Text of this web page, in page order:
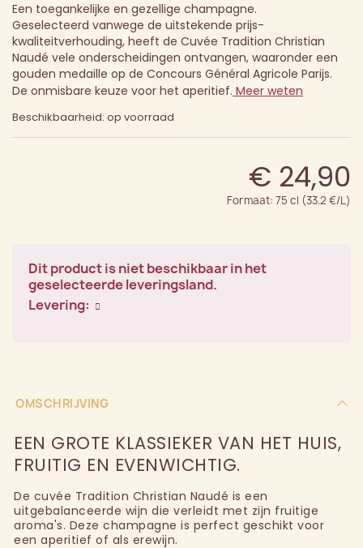
Een toegankelijke en gezellige champagne.
Geselecteerd vanwege de uitstekende prijs-
kwaliteitverhouding, heeft de Cuvée Tradition Christian
Naudé vele onderscheidingen ontvangen, waaronder een
gouden medaille op de Concours Général Agricole Parijs.
De onmisbare keuze voor het aperitief. Meer weten
Beschikbaarheid: op voorraad
€ 24,90
Formaat: 75 cl (33.2 €/L)
Dit product is niet beschikbaar in het
geselecteerde leveringsland.
Levering:
OMSCHRIJVING
EEN GROTE KLASSIEKER VAN HET HUIS,
FRUITIG EN EVENWICHTIG.
De cuvée Tradition Christian Naudé is een
uitgebalanceerde wijn die verleidt met zijn fruitige
aroma's. Deze champagne is perfect geschikt voor
een aperitief of als erewijn.